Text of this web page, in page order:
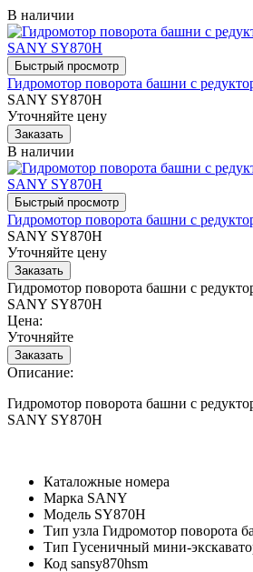
В наличии
Гидромотор поворота башни с
SANY SY870H
Уточняйте цену
В наличии
Гидромотор поворота башни с
SANY SY870H
Уточняйте цену
Гидромотор поворота башни с
SANY SY870H
Цена:
Уточняйте
Описание:
Гидромотор поворота башни с
SANY SY870H
Каталожные номера
Марка SANY
Модель SY870H
Тип узла Гидромотор поворота
Тип Гусеничный мини-
Код sansy870hsm